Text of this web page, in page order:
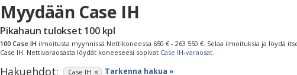
Myydään Case IH
Pikahaun tulokset 100kpl
100 Case IH ilmoitusta myynnissä Nettikoneessa 650 € - 263 550 €. Selaa ilmoituksia ja löydä
Case IH. Nettivaraosasta löydät koneeseesi sopivat Case IH-varaosat.
Hakuehdot: Case IH Tarkenna hakua »